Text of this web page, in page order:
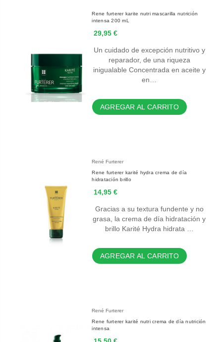
Rene furterer karite nutri mascarilla nutrición
intensa 200 mL
29,95 €
Un cuidado de excepción nutritivo y
reparador, de una riqueza
inigualable Concentrada en aceite y
en…
AGREGAR AL CARRITO
René Furterer
Rene furterer karité hydra crema de día
hidratación brillo
14,95 €
Gracias a su textura fundente y no
grasa, la crema de día hidratación y
brillo Karité Hydra hidrata …
AGREGAR AL CARRITO
René Furterer
Rene furterer karité nutri crema de día nutrición
intensa